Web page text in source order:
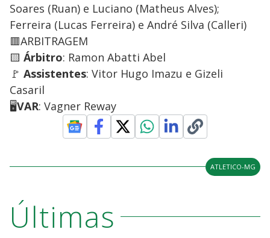
Soares (Ruan) e Luciano (Matheus Alves);
Ferreira (Lucas Ferreira) e André Silva (Calleri)
🟥ARBITRAGEM
🟨 Árbitro: Ramon Abatti Abel
🚩 Assistentes: Vitor Hugo Imazu e Gizeli
Casaril
🖥️VAR: Vagner Reway
ATLETICO-MG
Últimas